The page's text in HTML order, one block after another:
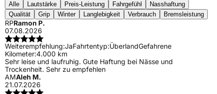
Alle Lautstärke Preis-Leistung Fahrgefühl
Nasshaftung
Qualität
Grip Winter Langlebigkeit Verbrauch Bremsleistung
RPRamon P.
07.08.2026
Weiterempfehlung:JaFahrtentyp:ÜberlandGefahrene
Kilometer:4.000 km
Sehr leise und laufruhig. Gute Haftung bei Nässe und
Trockenheit. Sehr zu empfehlen
AMAleh M.
21.07.2026